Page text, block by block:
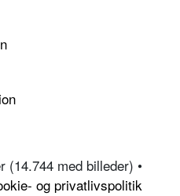
(14.744 med billeder) •
og privatlivspolitik